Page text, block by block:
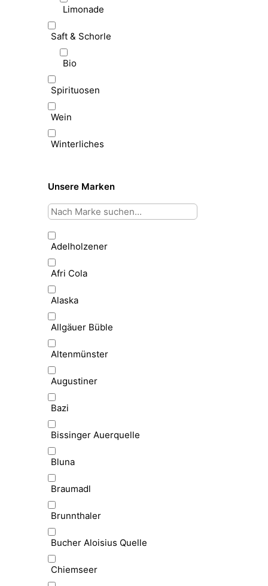
Limonade
Saft & Schorle
Bio
Spirituosen
Wein
Winterliches
Unsere Marken
Adelholzener
Afri Cola
Alaska
Allgäuer Büble
Altenmünster
Augustiner
Bazi
Bissinger Auerquelle
Bluna
Braumadl
Brunnthaler
Bucher Aloisius Quelle
Chiemseer